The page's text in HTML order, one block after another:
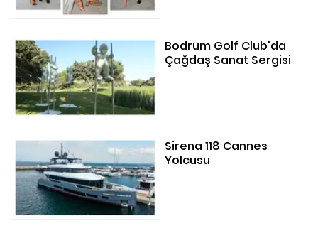
Bodrum Golf Club'da
Çağdaş Sanat Sergisi
Sirena 118 Cannes
Yolcusu